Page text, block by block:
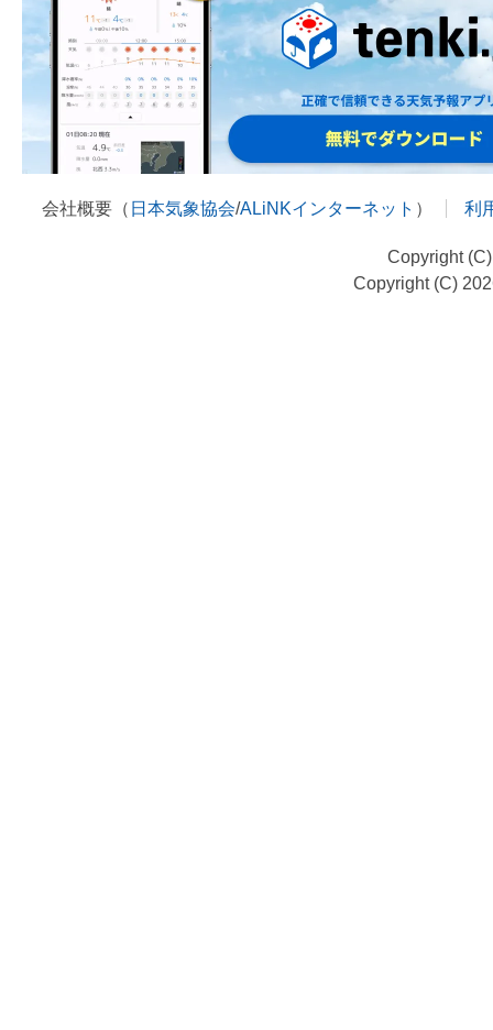
会社概要（ 日本気象協会/ALiNKインターネット ） 利
Copyright
Copyright (C)